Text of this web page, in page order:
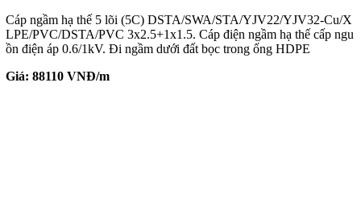
Cáp ngầm hạ thế 5 lõi (5C) DSTA/SWA/STA/YJV22/YJV32-Cu/X
LPE/PVC/DSTA/PVC 3x2.5+1x1.5. Cáp điện ngầm hạ thế cấp ngu
ồn điện áp 0.6/1kV. Đi ngầm dưới đất bọc trong ống HDPE
Giá: 88110VNĐ/m